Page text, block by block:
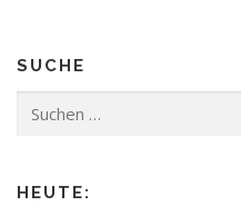
SUCHE
nach:
HEUTE: